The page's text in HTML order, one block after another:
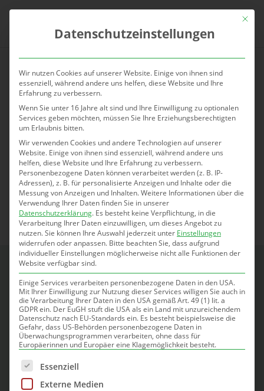
Beschwerden im Job
reduzieren in Hameln
Direkte Unterstützung am
Arbeitsplatz
Jetzt Termin vereinbaren
Warten Sie nicht, bis die Beschwerden stärker
werden. Starten Sie jetzt mit einer gezielten
Behandlung.
Telefon: 05151 – 8 22 59 22
Mit
Datenschutzeinstellungen
Wir nutzen Cookies auf unserer Website. Einige von ihnen sind
essenziell, während andere uns helfen, diese Website und Ihre
Erfahrung zu verbessern.
Wenn Sie unter 16 Jahre alt sind und Ihre Einwilligung zu optionalen
Services geben möchten, müssen Sie Ihre Erziehungsberechtigten
um Erlaubnis bitten.
Wir verwenden Cookies und andere Technologien auf unserer
Website. Einige von ihnen sind essenziell, während andere uns
helfen, diese Website und Ihre Erfahrung zu verbessern.
Personenbezogene Daten können verarbeitet werden (z. B. IP-
Adressen), z. B. für personalisierte Anzeigen und Inhalte oder die
Messung von Anzeigen und Inhalten.Weitere Informationen über die
Verwendung Ihrer Daten finden Sie in unserer
Datenschutzerklärung. Es besteht keine Verpflichtung, in die
Verarbeitung Ihrer Daten einzuwilligen, um dieses Angebot zu
nutzen.Sie können Ihre Auswahl jederzeit unter Einstellungen
widerrufen oder anpassen. Bitte beachten Sie, dass aufgrund
individueller Einstellungen möglicherweise nicht alle Funktionen der
Website verfügbar sind.
Einige Services verarbeiten personenbezogene Daten in den USA.
Mit Ihrer Einwilligung zur Nutzung dieser Services willigen Sie auch in
die Verarbeitung Ihrer Daten in den USA gemäß Art. 49 (1) lit. a
GDPR ein. Der EuGH stuft die USA als ein Land mit unzureichendem
Datenschutz nach EU-Standards ein. Es besteht beispielsweise die
Gefahr, dass US-Behörden personenbezogene Daten in
Überwachungsprogrammen verarbeiten, ohne dass für
Europäerinnen und Europäer eine Klagemöglichkeit besteht.
Es folgt eine Liste der Service-Gruppen, für die eine
Essenziell
Externe Medien